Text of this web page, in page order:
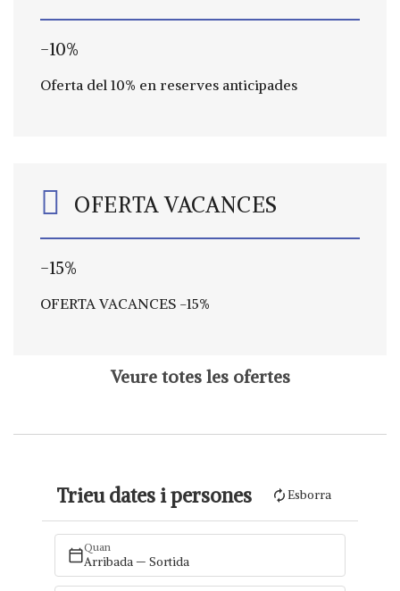
-10%
Oferta del 10% en reserves anticipades
OFERTA VACANCES
-15%
OFERTA VACANCES -15%
Veure totes les ofertes
Trieu dates i persones Esborra
Quan
Arribada — Sortida